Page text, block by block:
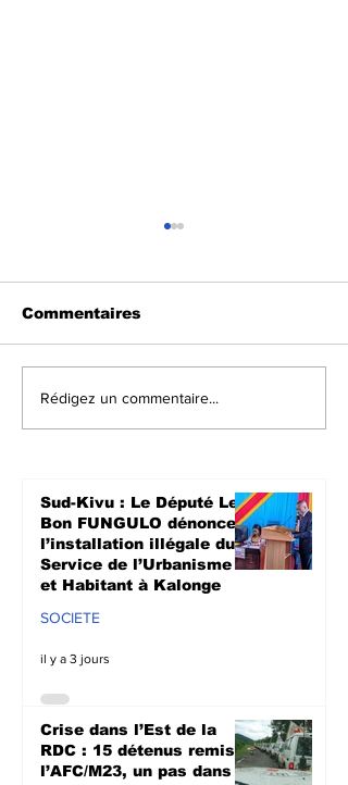
Crise dans l’Est de la
Doha
Commentaires
Rédigez un commentaire...
Sud-Kivu : Le Député Le
Bon FUNGULO dénonce
l’installation illégale du
Service de l’Urbanisme
et Habitant à Kalonge
SOCIETE
il y a 3 jours
Crise dans l’Est de la
RDC : 15 détenus remis à
l’AFC/M23, un pas dans le